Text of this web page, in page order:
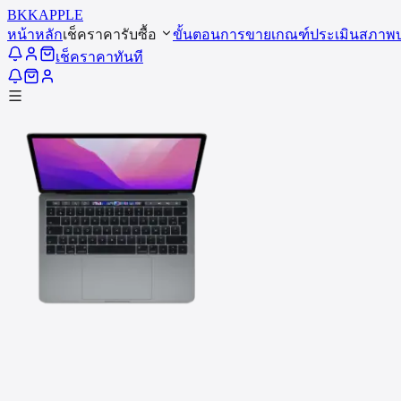
BKKAPPLE
หน้าหลักเช็คราคารับซื้อ ขั้นตอนการขายเกณฑ์ประเมินสภาพ
เช็คราคาทันที